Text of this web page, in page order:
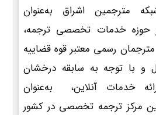
مترجمین اشراق به‌عنوان
حوزه خدمات تخصصی ترجمه،
رسمی معتبر قوه قضاییه
و با توجه به سابقه درخشان
خدمات آنلاین، به‌عنوان
مرکز ترجمه تخصصی در کشور